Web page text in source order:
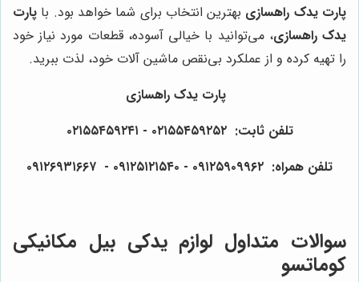
پارت یدک راهسازی بهترین انتخاب برای شما خواهد بود. با پارت
یدک راهسازی، می‌توانید با خیالی آسوده، قطعات مورد نیاز خود
را تهیه کرده و از عملکرد بی‌نقص ماشین آلات خود، لذت ببرید.
پارت یدک راهسازی
تلفن ثابت: ۰۲۱۵۵۴۵۹۲۵۲ - ۰۲۱۵۵۴۵۹۲۴۱
تلفن همراه: ۰۹۱۲۵۹۰۹۹۶۲ - ۰۹۱۲۵۱۲۱۵۴۰‌‌‌ - ۰۹۱۲۶۹۳۱۶۶۷
سوالات متداول لوازم یدکی بیل مکانیکی
کوماتسو